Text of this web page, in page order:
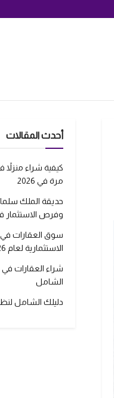
أحدث المقالات
كيفية شراء
مرة في 2026
حديقة الملك
وفرص الاستثمار في
سوق العقارات في
الاستثمارية لعام 2026
الشامل
دليلك الشامل